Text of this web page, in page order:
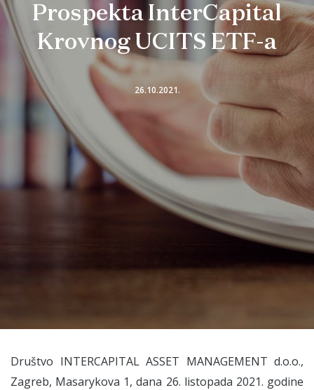
Prospekta InterCapital
Krovnog UCITS ETF-a
26.10.2021.
Društvo INTERCAPITAL ASSET MANAGEMENT d.o.o.,
Zagreb, Masarykova 1, dana 26. listopada 2021. godine